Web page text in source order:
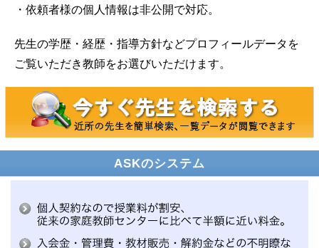
・依頼者様の個人情報は非公開で対応。
先生の学歴・経歴・指導方針などプロフィールデータを
ご覧いただき教師をお選びいただけます。
ASKのシステム